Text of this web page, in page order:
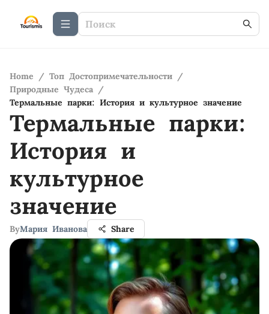
Home / Топ Достопримечательности /
Природные Чудеса /
Термальные парки: История и культурное значение
Термальные парки:
История и
культурное
значение
ByМария Иванова Share